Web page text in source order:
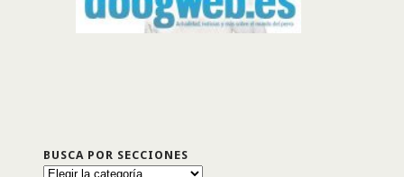
BUSCA POR SECCIONES
Busca